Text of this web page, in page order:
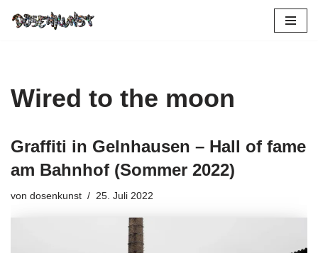
Wired to the moon
Graffiti in Gelnhausen – Hall of fame
am Bahnhof (Sommer 2022)
von dosenkunst 25. Juli 2022